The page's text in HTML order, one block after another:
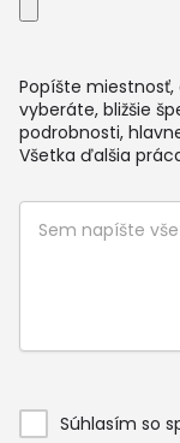
Popíšte
vyberáte, bližšie
podrobnosti,
Všetka ďalšia
Súhlasím so